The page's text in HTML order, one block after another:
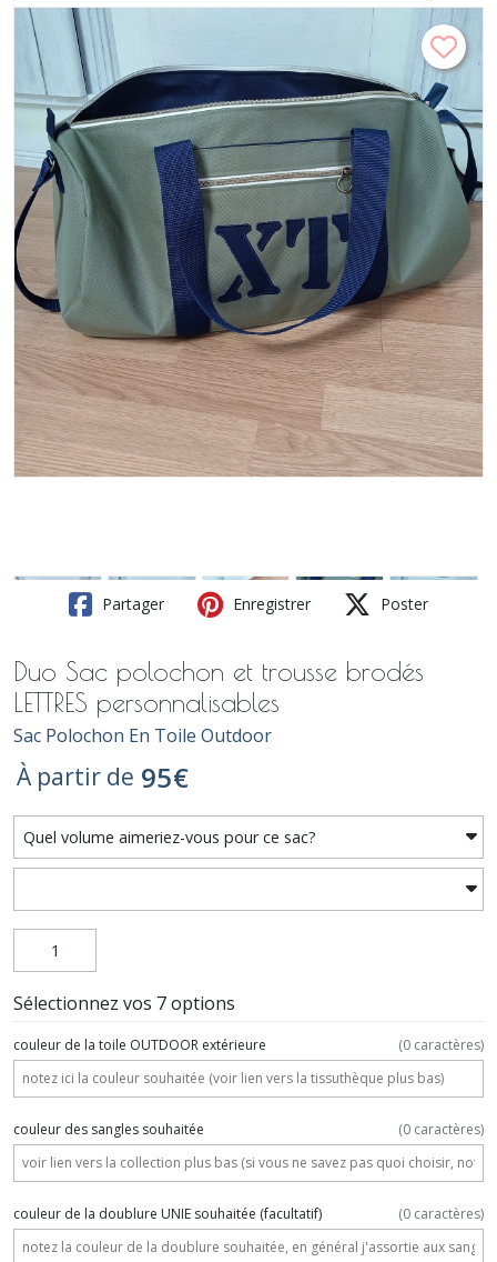
Partager Enregistrer Poster
Duo Sac polochon et trousse brodés
LETTRES personnalisables
Sac Polochon En Toile Outdoor
À partir de 95€
Sélectionnez vos 7 options
couleur de la toile OUTDOOR extérieure (0 caractères)
couleur des sangles souhaitée (0 caractères)
couleur de la doublure UNIE souhaitée (facultatif) (0 caractères)